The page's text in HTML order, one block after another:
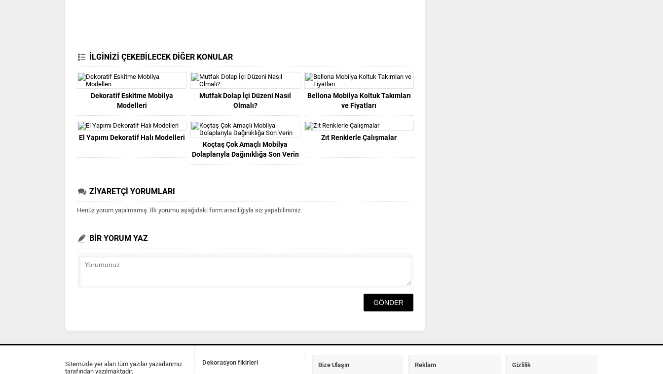
İLGİNİZİ ÇEKEBİLECEK DİĞER KONULAR
Dekoratif Eskitme Mobilya
Modelleri
Mutfak Dolap İçi Düzeni Nasıl
Olmalı?
Bellona Mobilya Koltuk Takımları
ve Fiyatları
El Yapımı Dekoratif Halı Modelleri
Koçtaş Çok Amaçlı Mobilya
Dolaplarıyla Dağınıklığa Son Verin
Zıt Renklerle Çalışmalar
ZİYARETÇİ YORUMLARI
Henüz yorum yapılmamış. İlk yorumu aşağıdaki form aracılığıyla siz yapabilirsiniz.
BİR YORUM YAZ
Sitemizde yer alan tüm yazılar yazarlarımız
tarafından yazılmaktadır.
Dekorasyon fikirleri Bize Ulaşın Reklam Gizlilik